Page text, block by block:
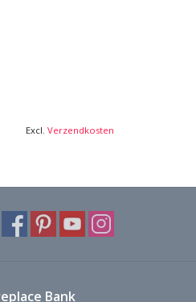
Excl. Verzendkosten
Bank